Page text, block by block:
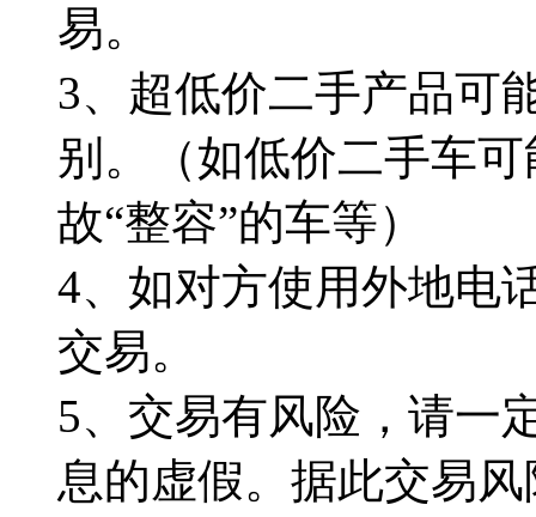
易。
3、超低价二手产品可
别。（如低价二手车
故“整容”的车等）
4、如对方使用外地电
交易。
5、交易有风险，请一
息的虚假。据此交易